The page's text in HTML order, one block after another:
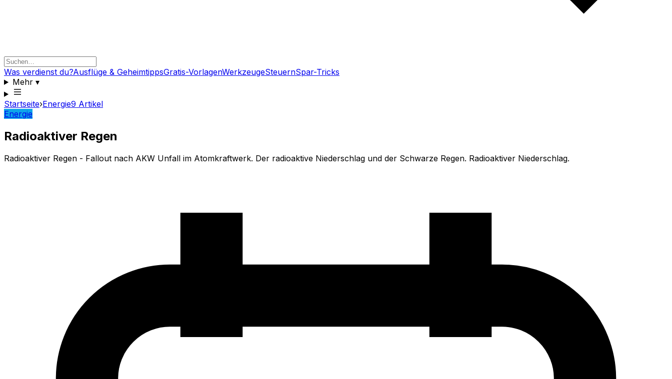
Was verdienst du?Ausflüge & GeheimtippsGratis-VorlagenWerkzeugeSteuernSpar-Tricks
Mehr▾
Startseite›Energie9 Artikel
Energie
Radioaktiver Regen
Radioaktiver Regen - Fallout nach AKW Unfall im Atomkraftwerk. Der radioaktive Niederschlag und der Schwarze Regen. Radioaktiver Niederschlag.